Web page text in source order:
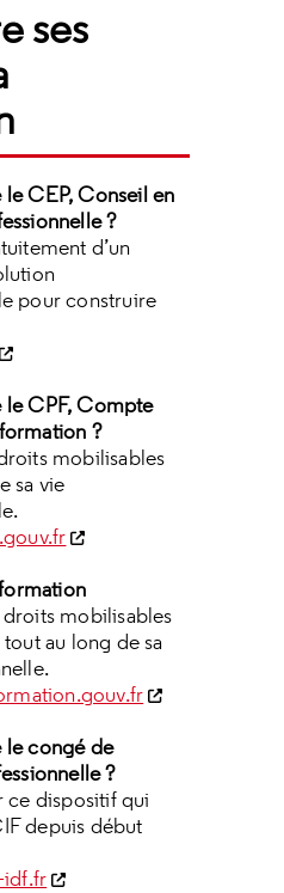
ses
le CEP, Conseil en
?
d’un
pour construire
le CPF, Compte
?
mobilisables
sa vie
mobilisables
au long de sa
le congé de
?
ce dispositif qui
depuis début
idf.fr